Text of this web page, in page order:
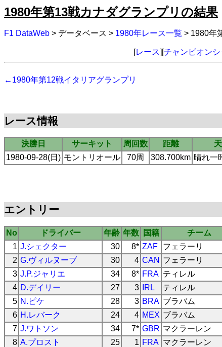
1980年第13戦カナダグランプリの結果
F1 DataWeb > データベース > 1980年レース一覧 > 1980年
[レース][チャンピオン
←1980年第12戦イタリアグランプリ
レース情報
決勝日 サーキット 周回数 距離
1980-09-28(日) モントリオール 70周 308.700km 晴れ一
エントリー
No ドライバー 年齢 年数 国籍 チーム
1 J.シェクター 30 8* ZAF フェラーリ
2 G.ヴィルヌーブ 30 4 CAN フェラーリ
3 J.P.ジャリエ 34 8* FRA ティレル
4 D.デイリー 27 3 IRL ティレル
5 N.ピケ 28 3 BRA ブラバム
6 H.レバーク 24 4 MEX ブラバム
7 J.ワトソン 34 7* GBR マクラーレン
8 A.プロスト 25 1 FRA マクラーレン